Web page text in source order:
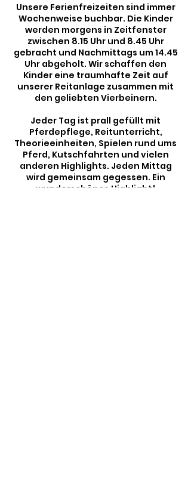
Unsere Ferienfreizeiten sind immer
Wochenweise buchbar. Die Kinder
werden morgens in Zeitfenster
zwischen 8.15 Uhr und 8.45 Uhr
gebracht und Nachmittags um 14.45
Uhr abgeholt. Wir schaffen den
Kinder eine traumhafte Zeit auf
unserer Reitanlage zusammen mit
den geliebten Vierbeinern.
Jeder Tag ist prall gefüllt mit
Pferdepflege, Reitunterricht,
Theorieeinheiten, Spielen rund ums
Pferd, Kutschfahrten und vielen
anderen Highlights. Jeden Mittag
wird gemeinsam gegessen. Ein
wunderschönes Highlight!